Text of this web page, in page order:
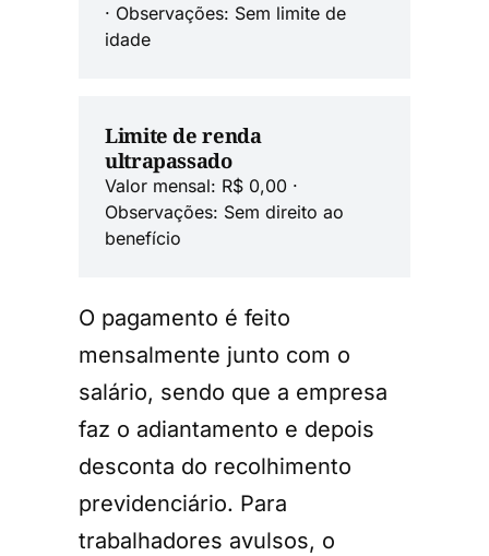
· Observações: Sem limite de
idade
Limite de renda
ultrapassado
Valor mensal: R$ 0,00 ·
Observações: Sem direito ao
benefício
O pagamento é feito
mensalmente junto com o
salário, sendo que a empresa
faz o adiantamento e depois
desconta do recolhimento
previdenciário. Para
trabalhadores avulsos, o